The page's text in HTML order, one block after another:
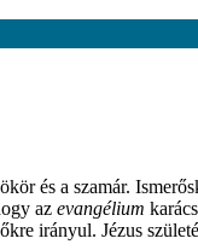
és a szamár.
azevangélium
irányul. Jézus